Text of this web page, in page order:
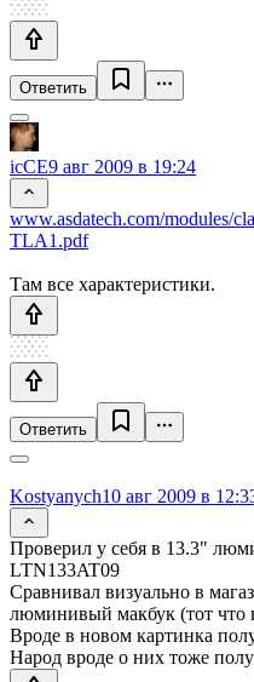
Ответить
icCE9 авг 2009 в 19:24
www.asdatech.com/modules/
TLA1.pdf
Там все характеристики.
Ответить
Kostyanych10 авг 2009 в
Проверил у себя в 13.3"
LTN133AT09
Сравнивал визуально в
люминивый макбук (тот что
Вроде в новом картинка
Народ вроде о них тоже